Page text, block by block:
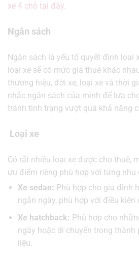
xe 4 chỗ tại đây.
Ngân sách
Ngân sách là yếu tố quyết định loại
loại xe sẽ có mức giá thuê khác
thương hiệu, đời xe, loại xe và thời
nhắc ngân sách của mình để lựa
tránh tình trạng vượt quá khả năng
Loại xe
Có rất nhiều loại xe được cho thuê,
ưu điểm riêng phù hợp với từng nhu
Xe sedan: Phù hợp cho gia đình
ngắn ngày, phù hợp với điều kiện
Xe hatchback: Phù hợp cho
ngày hoặc di chuyển trong thành
liệu.